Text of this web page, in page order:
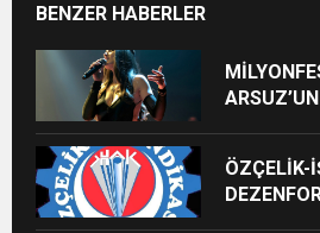
BENZER HABERLER
ÖZÇELİK-